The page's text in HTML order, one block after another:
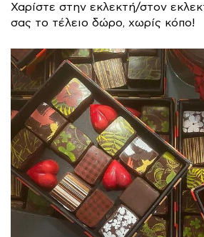
Χαρίστε στην εκλεκτή/στον
σας το τέλειο δώρο, χωρίς κόπο!